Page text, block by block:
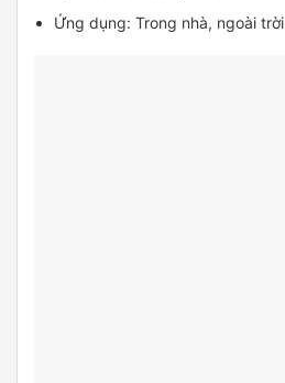
Ứng dụng: Trong nhà, ngoài trời